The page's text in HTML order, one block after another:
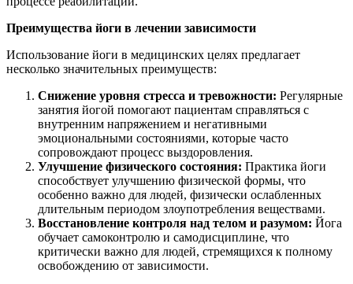
Преимущества йоги в лечении зависимости
Использование йоги в медицинских целях предлагает
несколько значительных преимуществ:
Снижение уровня стресса и тревожности: Регулярные
занятия йогой помогают пациентам справляться с
внутренним напряжением и негативными
эмоциональными состояниями, которые часто
сопровождают процесс выздоровления.
Улучшение физического состояния: Практика йоги
способствует улучшению физической формы, что
особенно важно для людей, физически ослабленных
длительным периодом злоупотребления веществами.
Восстановление контроля над телом и разумом: Йога
обучает самоконтролю и самодисциплине, что
критически важно для людей, стремящихся к полному
освобождению от зависимости.